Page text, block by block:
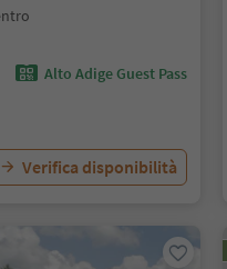
Alto Adige Guest Pass
Verifica disponibilità